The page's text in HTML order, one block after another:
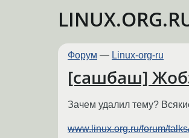
Форум — Linux-org-ru
[сашбаш]
Зачем удалил тему?
www.linux.org.ru/forum/